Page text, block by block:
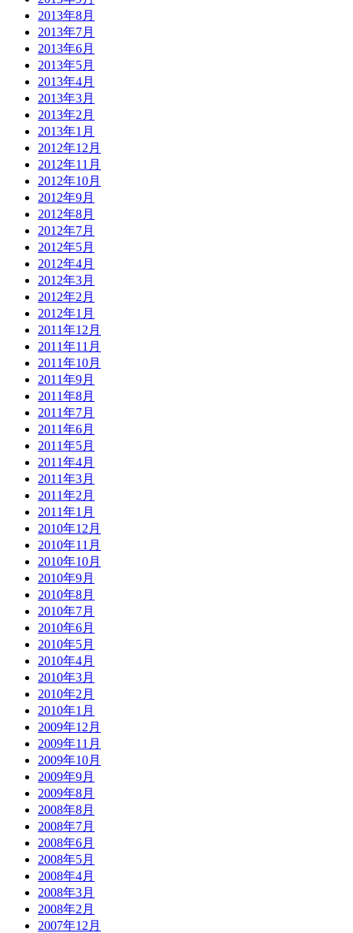
2013年8月
2013年7月
2013年6月
2013年5月
2013年4月
2013年3月
2013年2月
2013年1月
2012年12月
2012年11月
2012年10月
2012年9月
2012年8月
2012年7月
2012年5月
2012年4月
2012年3月
2012年2月
2012年1月
2011年12月
2011年11月
2011年10月
2011年9月
2011年8月
2011年7月
2011年6月
2011年5月
2011年4月
2011年3月
2011年2月
2011年1月
2010年12月
2010年11月
2010年10月
2010年9月
2010年8月
2010年7月
2010年6月
2010年5月
2010年4月
2010年3月
2010年2月
2010年1月
2009年12月
2009年11月
2009年10月
2009年9月
2009年8月
2008年8月
2008年7月
2008年6月
2008年5月
2008年4月
2008年3月
2008年2月
2007年12月